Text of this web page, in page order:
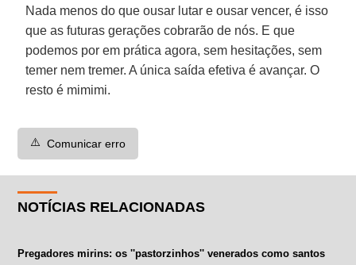
Nada menos do que ousar lutar e ousar vencer, é isso
que as futuras gerações cobrarão de nós. E que
podemos por em prática agora, sem hesitações, sem
temer nem tremer. A única saída efetiva é avançar. O
resto é mimimi.
⚠️ Comunicar erro
NOTÍCIAS RELACIONADAS
Pregadores mirins: os ''pastorzinhos'' venerados como santos